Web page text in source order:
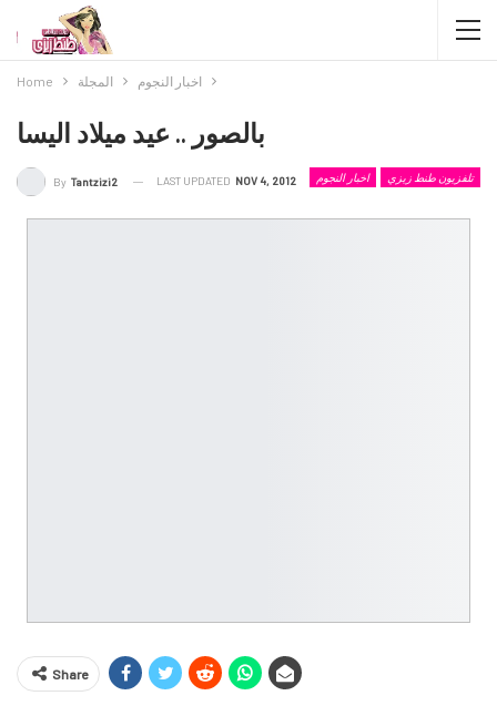
Home المجلة اخبار النجوم
بالصور .. عيد ميلاد اليسا
اخبار النجوم تلفزيون طنط زيزي By Tantzizi2 LAST UPDATED NOV 4, 2012
Share